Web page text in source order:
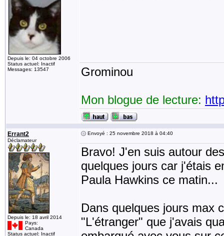
Depuis le: 04 octobre 2006
Status actuel: Inactif
Messages: 13547
Grominou
Mon blogue de lecture:
Errant2
Déclamateur
Depuis le: 18 avril 2014
Pays:
Canada
Status actuel: Inactif
Envoyé : 25 novembre 2018 à 04:40
Bravo! J'en suis autour
quelques jours car j'étais
Paula Hawkins ce matin...
Dans quelques jours max
"L'étranger" que j'avais